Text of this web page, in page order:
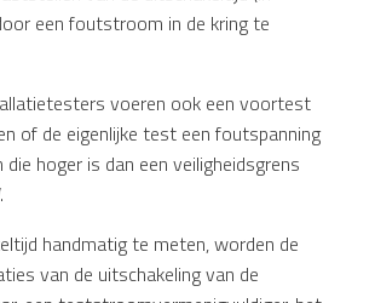
een foutstroom in de kring te
voeren ook een voortest
of de eigenlijke test een foutspanning
hoger is dan een veiligheidsgrens
handmatig te meten, worden de
van de uitschakeling van de